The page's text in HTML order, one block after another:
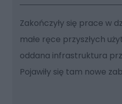
Zakończyły się prace w
małe ręce przyszłych
oddana infrastruktura
Pojawiły się tam nowe